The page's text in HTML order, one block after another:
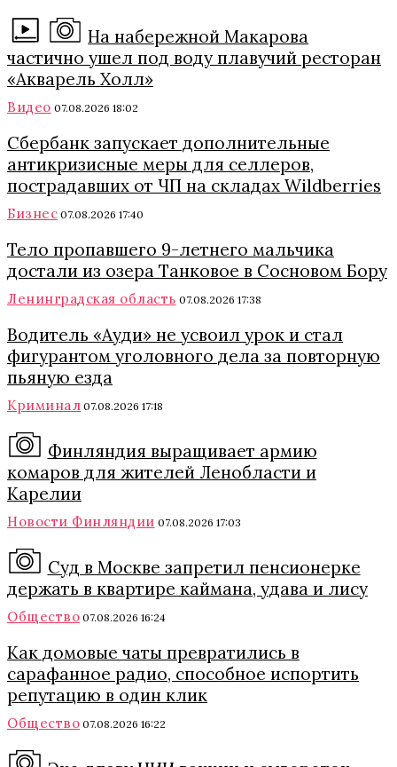
На набережной Макарова
частично ушел под воду плавучий ресторан
«Акварель Холл»
Видео 07.08.2026 18:02
Сбербанк запускает дополнительные
антикризисные меры для селлеров,
пострадавших от ЧП на складах Wildberries
Бизнес 07.08.2026 17:40
Тело пропавшего 9-летнего мальчика
достали из озера Танковое в Сосновом Бору
Ленинградская область 07.08.2026 17:38
Водитель «Ауди» не усвоил урок и стал
фигурантом уголовного дела за повторную
пьяную езда
Криминал 07.08.2026 17:18
Финляндия выращивает армию
комаров для жителей Ленобласти и
Карелии
Новости Финляндии 07.08.2026 17:03
Суд в Москве запретил пенсионерке
держать в квартире каймана, удава и лису
Общество 07.08.2026 16:24
Как домовые чаты превратились в
сарафанное радио, способное испортить
репутацию в один клик
Общество 07.08.2026 16:22